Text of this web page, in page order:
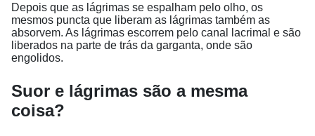
Depois que as lágrimas se espalham pelo olho, os
mesmos puncta que liberam as lágrimas também as
absorvem. As lágrimas escorrem pelo canal lacrimal e são
liberados na parte de trás da garganta, onde são
engolidos.
Suor e lágrimas são a mesma
coisa?